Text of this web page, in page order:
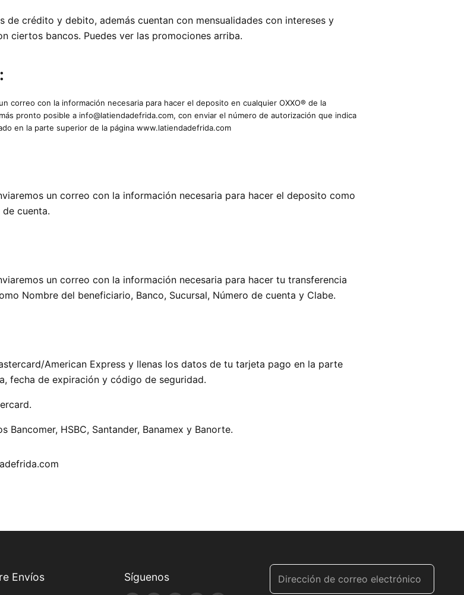
de crédito y debito, además cuentan con mensualidades con intereses y
ciertos bancos. Puedes ver las promociones arriba.
correo con la información necesaria para hacer el deposito en cualquier OXXO® de la
pronto posible a info@latiendadefrida.com, con enviar el número de autorización que indica
en la parte superior de la página www.latiendadefrida.com
un correo con la información necesaria para hacer el deposito como
cuenta.
un correo con la información necesaria para hacer tu transferencia
Nombre del beneficiario, Banco, Sucursal, Número de cuenta y Clabe.
American Express y llenas los datos de tu tarjeta pago en la parte
fecha de expiración y código de seguridad.
HSBC, Santander, Banamex y Banorte.
Envíos Síguenos Dirección de correo electrónico